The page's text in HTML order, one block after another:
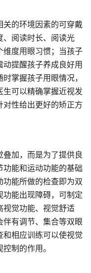
的环境因素的可穿戴
、阅读时长、阅读光
维度用眼习惯；当孩子
提醒孩子养成良好用
掌握孩子用眼情况，
生可以精确掌握近视发
对性给出更好的矫正方
叠加，而是为了提供良
能和运动功能的基础
功能所做的检查即为双
功能出现障碍，可制定
视觉功能、视觉舒适
伴有调节、集合等双眼
相应训练可以使视觉
制的作用。